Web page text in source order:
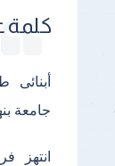
كلمة
أبنائى
جامعة
انتهز